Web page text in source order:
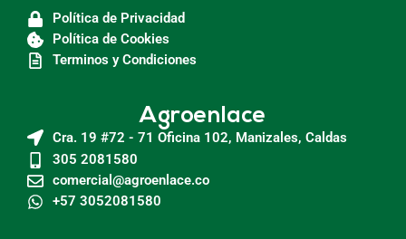
Política de Privacidad
Política de Cookies
Terminos y Condiciones
Agroenlace
Cra. 19 #72 - 71 Oficina 102, Manizales, Caldas
305 2081580
comercial@agroenlace.co
+57 3052081580